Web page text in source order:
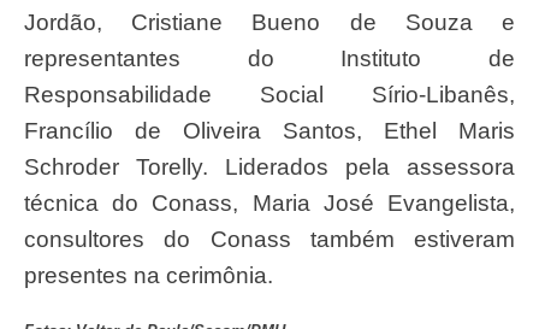
Jordão, Cristiane Bueno de Souza e
representantes do Instituto de
Responsabilidade Social Sírio-Libanês,
Francílio de Oliveira Santos, Ethel Maris
Schroder Torelly. Liderados pela assessora
técnica do Conass, Maria José Evangelista,
consultores do Conass também estiveram
presentes na cerimônia.